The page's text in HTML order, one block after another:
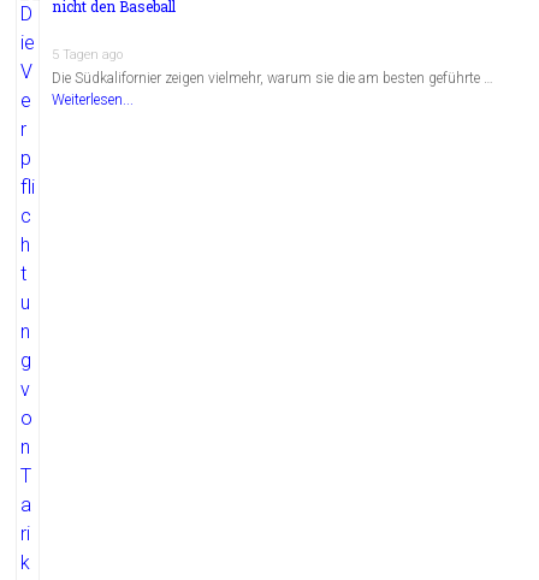
nicht den Baseball
5 Tagen ago
Die Südkalifornier zeigen vielmehr, warum sie die am besten geführte …
Weiterlesen...